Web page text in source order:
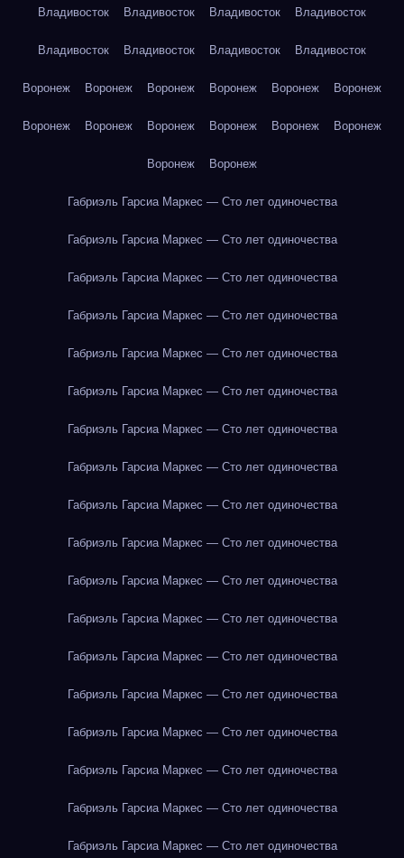
Владивосток Владивосток Владивосток Владивосток
Владивосток Владивосток Владивосток Владивосток
Воронеж Воронеж Воронеж Воронеж Воронеж Воронеж
Воронеж Воронеж Воронеж Воронеж Воронеж Воронеж
Воронеж Воронеж
Габриэль Гарсиа Маркес — Сто лет одиночества
Габриэль Гарсиа Маркес — Сто лет одиночества
Габриэль Гарсиа Маркес — Сто лет одиночества
Габриэль Гарсиа Маркес — Сто лет одиночества
Габриэль Гарсиа Маркес — Сто лет одиночества
Габриэль Гарсиа Маркес — Сто лет одиночества
Габриэль Гарсиа Маркес — Сто лет одиночества
Габриэль Гарсиа Маркес — Сто лет одиночества
Габриэль Гарсиа Маркес — Сто лет одиночества
Габриэль Гарсиа Маркес — Сто лет одиночества
Габриэль Гарсиа Маркес — Сто лет одиночества
Габриэль Гарсиа Маркес — Сто лет одиночества
Габриэль Гарсиа Маркес — Сто лет одиночества
Габриэль Гарсиа Маркес — Сто лет одиночества
Габриэль Гарсиа Маркес — Сто лет одиночества
Габриэль Гарсиа Маркес — Сто лет одиночества
Габриэль Гарсиа Маркес — Сто лет одиночества
Габриэль Гарсиа Маркес — Сто лет одиночества